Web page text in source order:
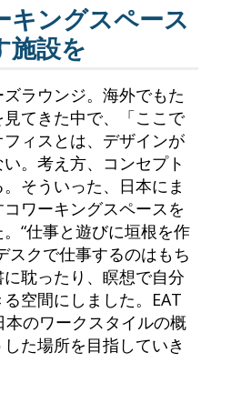
キングスペース
施設を
ラウンジ。海外でもた
てきた中で、「ここで
ィスとは、デザインが
。考え方、コンセプト
そういった、日本にま
ワーキングスペースを
“仕事と遊びに垣根を作
スクで仕事するのはもち
耽ったり、瞑想で自分
空間にしました。EAT
本のワークスタイルの概
た場所を目指していき